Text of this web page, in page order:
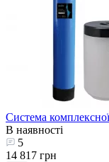
Система
В наявності
5
14 817 грн